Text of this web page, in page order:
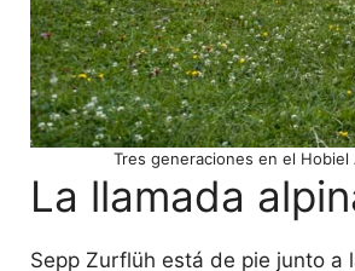
Tres generaciones en el
La llamada
Sepp Zurflüh está de pie junto a